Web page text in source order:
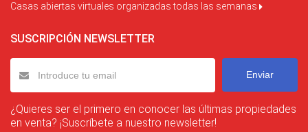
Casas abiertas virtuales organizadas todas las semanas
SUSCRIPCIÓN NEWSLETTER
Enviar
¿Quieres ser el primero en conocer las últimas propiedades
en venta? ¡Suscríbete a nuestro newsletter!